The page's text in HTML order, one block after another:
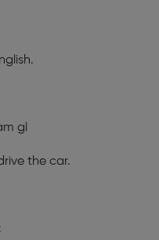
gì
the car.
: